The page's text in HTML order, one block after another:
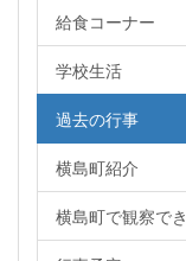
給食コーナー
学校生活
過去の行事
横島町紹介
横島町で観察で